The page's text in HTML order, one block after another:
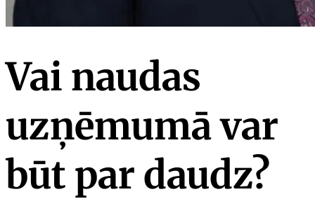
Vai naudas
uzņēmumā var
būt par daudz?